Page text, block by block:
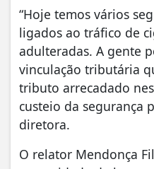
“Hoje temos vários
ligados ao tráfico de
adulteradas. A gente
vinculação tributária
tributo arrecadado
custeio da segurança
diretora.
O relator Mendonça